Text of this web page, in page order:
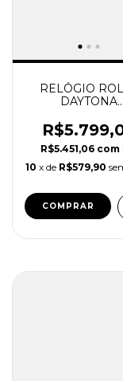
RELÓGIO
DAYTONA
BLUE SUPER
R$5.451,06 com
10 x de R$579,90